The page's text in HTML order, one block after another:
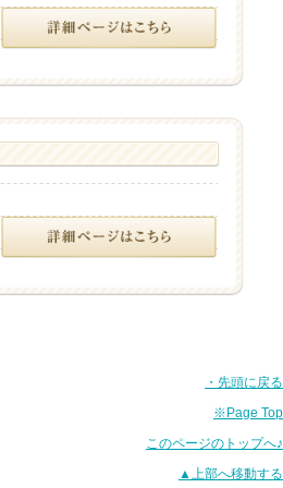
・先頭に戻る
※Page Top
このページのトップへ♪
▲上部へ移動する